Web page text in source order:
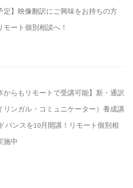
定】映像翻訳にご興味をお持ちの方
モート個別相談へ！
からもリモートで受講可能】新・通訳
リンガル・コミュニケーター）養成講
バンスを10月開講！リモート個別相
施中